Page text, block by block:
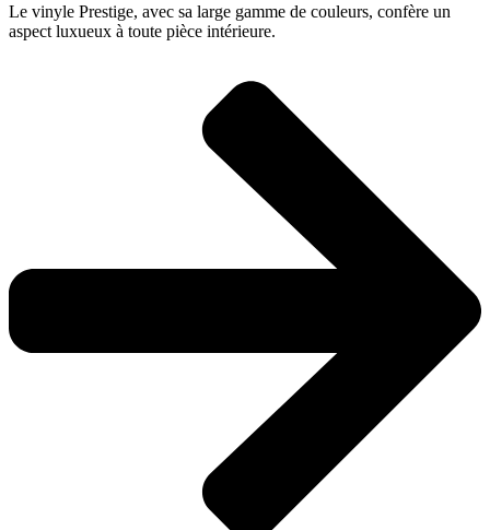
Le vinyle Prestige, avec sa large gamme de couleurs, confère un
aspect luxueux à toute pièce intérieure.